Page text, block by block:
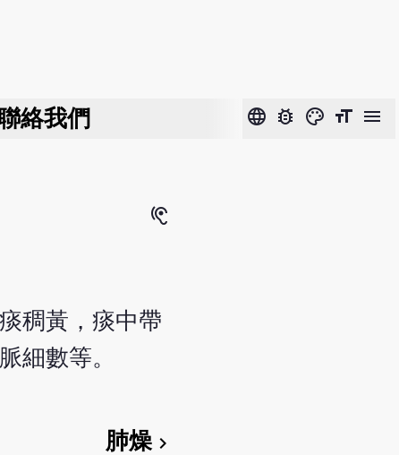
絡我們 language bug_report color_lens format_size menu
hearing
稠黃，痰中帶
細數等。
肺燥chevron_right